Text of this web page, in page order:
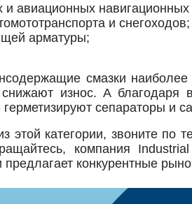
и авиационных навигационных
и снегоходов;
арматуры;
смазки
износ. А благодаря
сепараторы и
этой категории, звоните по
компания
конкурентные